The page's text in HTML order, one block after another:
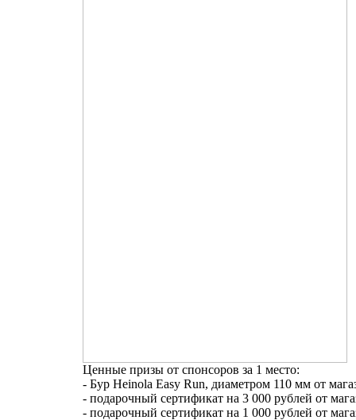
Ценные призы от спонсоров за 1 место:
- Бур Heinola Easy Run, диаметром 110 мм от
- подарочный сертификат на 3 000 рублей от
- подарочный сертификат на 1 000 рублей от